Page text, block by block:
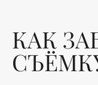
КАК